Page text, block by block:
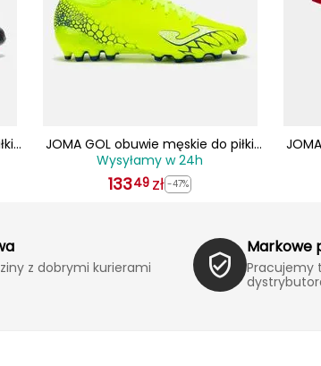
JOMA GOL obuwie męskie do piłki
nożnej lanki GOLS2509AG żółte
Wysyłamy w 24h
13349 zł -47%
z dobrymi kurierami
Markowe
Pracujemy